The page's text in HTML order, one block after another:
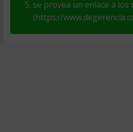
se provea un enlace a
(https://